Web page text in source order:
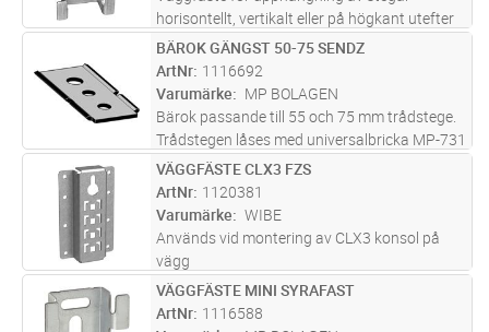
horisontellt, vertikalt eller på högkant utefter
väggar. Främst avsedd för bredderna 75 och
120 mm.
ST Lägg i kundvagn
BÄROK GÄNGST 50-75 SENDZ
ArtNr 1116692
Varumärke
MP BOLAGEN
Bärok passande till 55 och 75 mm trådstege.
Trådstegen låses med universalbricka MP-731
och montageskruv MP-937.
ST Lägg i kundvagn
VÄGGFÄSTE CLX3 FZS
ArtNr 1120381
Varumärke
WIBE
Används vid montering av CLX3 konsol på
vägg
ST Lägg i kundvagn
VÄGGFÄSTE MINI SYRAFAST
ArtNr 1116588